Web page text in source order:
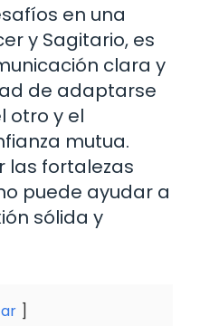
en una
y Sagitario, es
clara y
de adaptarse
otro y el
mutua.
las fortalezas
puede ayudar a
sólida y